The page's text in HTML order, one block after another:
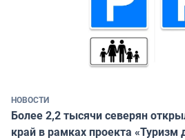
НОВОСТИ
Более 2,2 тысячи северян
край в рамках проекта «Туризм